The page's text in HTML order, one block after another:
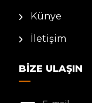
Künye
İletişim
BIZE ULAŞIN